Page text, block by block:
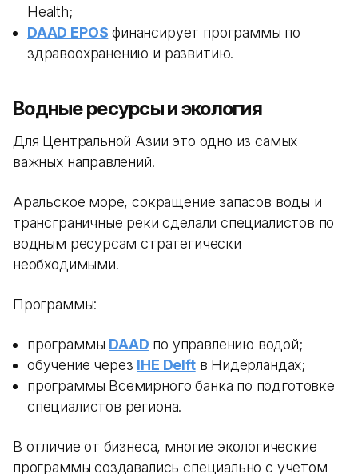
Health;
DAAD EPOS финансирует программы по
здравоохранению и развитию.
Водные ресурсы и экология
Для Центральной Азии это одно из самых
важных направлений.
Аральское море, сокращение запасов воды и
трансграничные реки сделали специалистов по
водным ресурсам стратегически
необходимыми.
Программы:
программы DAAD по управлению водой;
обучение через IHE Delftв Нидерландах;
программы Всемирного банка по подготовке
специалистов региона.
В отличие от бизнеса, многие экологические
программы создавались специально с учетом